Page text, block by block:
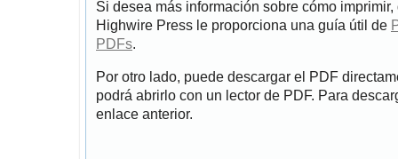
Si desea más información sobre cómo
Highwire Press le proporciona una guía útil de
PDFs.
Por otro lado, puede descargar el PDF
podrá abrirlo con un lector de PDF. Para
enlace anterior.